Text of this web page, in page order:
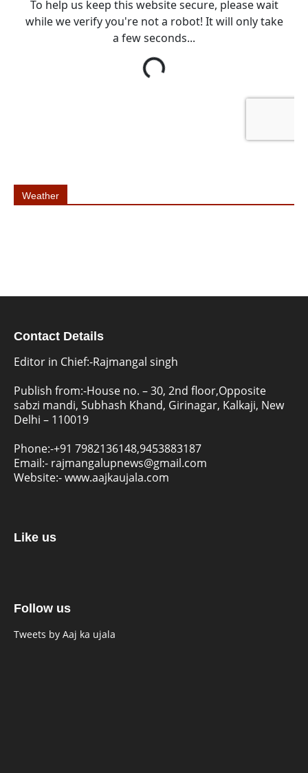
Weather
Contact Details
Editor in Chief:-Rajmangal singh
Publish from:-House no. – 30, 2nd floor,Opposite
sabzi mandi, Subhash Khand, Girinagar, Kalkaji, New
Delhi – 110019
Phone:-+91 7982136148,9453883187
Email:- rajmangalupnews@gmail.com
Website:-www.aajkaujala.com
Like us
Follow us
Tweets by Aaj ka ujala